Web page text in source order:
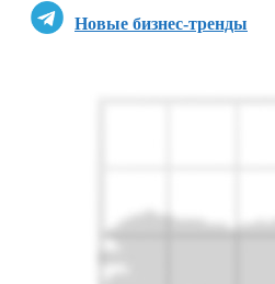
Новые бизнес-тренды